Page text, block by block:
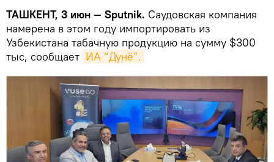
ТАШКЕНТ, 3 июн — Sputnik. Саудовская компания
намерена в этом году импортировать из
Узбекистана табачную продукцию на сумму $300
тыс, сообщает ИА “Дунё”.